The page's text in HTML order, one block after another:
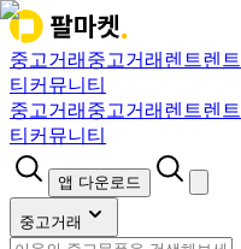
중고거래 중고거래 렌트렌트
티 커뮤니티
중고거래 중고거래 렌트렌트
티 커뮤니티
앱 다운로드
중고거래